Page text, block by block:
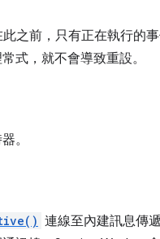
之前，只有正在執行的
式，就不會導致重設。
。
連線至內建訊息傳